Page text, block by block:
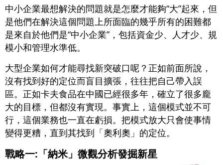
中小企業最想解決的問題就是怎麼才能夠“大”起來，但
是他們在解決這個問題上所面臨的幾乎所有的困難都
是來自於他們是“中小企業”，包括資金少、人才少、規
模小和管理水準低。
大型企業如何才能尋找新突破口呢？正如前面所說，
沒有找到好的定位而盲目擴張，往往把自己帶入誤
區。正如卡夫食品在中國已經很多年，確立了很多龐
大的目標，但都沒有實現。事實上，這個模式並不可
行，這個業務也一直在虧損。把模式放大只會使事情
變得更糟，直到其找到「奧利奧」的定位。
戰略一:「納米」微觀分析發掘新星